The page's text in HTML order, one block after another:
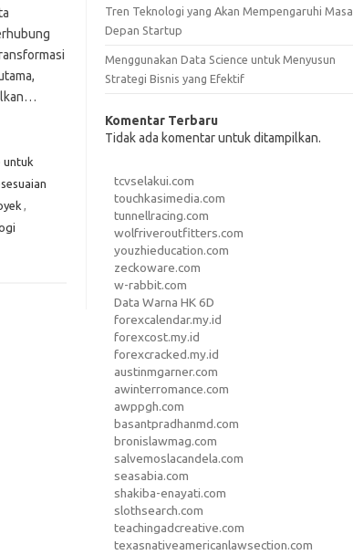
untuk
,
Tren Teknologi yang Akan Mempengaruhi Masa
Depan Startup
Menggunakan Data Science untuk Menyusun
Strategi Bisnis yang Efektif
Komentar Terbaru
Tidak ada komentar untuk ditampilkan.
tcvselakui.com
touchkasimedia.com
tunnellracing.com
wolfriveroutfitters.com
youzhieducation.com
zeckoware.com
w-rabbit.com
Data Warna HK 6D
forexcalendar.my.id
forexcost.my.id
forexcracked.my.id
austinmgarner.com
awinterromance.com
awppgh.com
basantpradhanmd.com
bronislawmag.com
salvemoslacandela.com
seasabia.com
shakiba-enayati.com
slothsearch.com
teachingadcreative.com
texasnativeamericanlawsection.com